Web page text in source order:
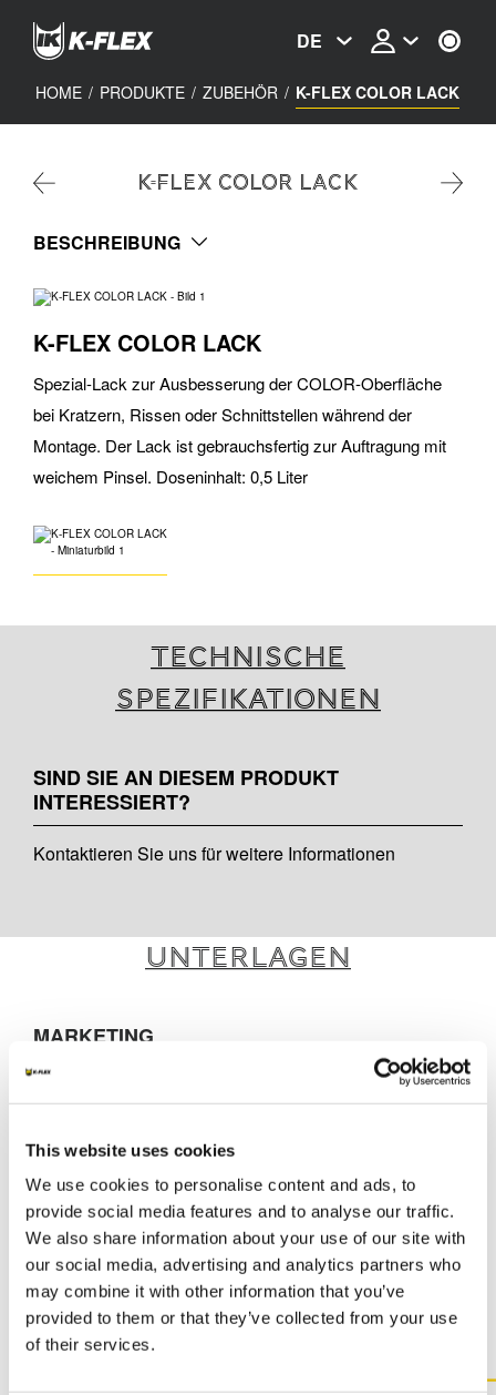
This website uses cookies
We use cookies to personalise content and ads, to
provide social media features and to analyse our traffic.
We also share information about your use of our site with
our social media, advertising and analytics partners who
may combine it with other information that you’ve
provided to them or that they’ve collected from your use
of their services.
content
DE
HOME / PRODUKTE / ZUBEHÖR / K-FLEX COLOR LACK
K-FLEX COLOR LACK
BESCHREIBUNG
K-FLEX COLOR LACK
Spezial-Lack zur Ausbesserung der COLOR-Oberfläche
bei Kratzern, Rissen oder Schnittstellen während der
Montage. Der Lack ist gebrauchsfertig zur Auftragung mit
weichem Pinsel. Doseninhalt: 0,5 Liter
Technische
Spezifikationen
SIND SIE AN DIESEM PRODUKT
INTERESSIERT?
Kontaktieren Sie uns für weitere Informationen
Unterlagen
MARKETING
K-FLEX ACCESSORIES
SONSTIGE UNTERLAGEN